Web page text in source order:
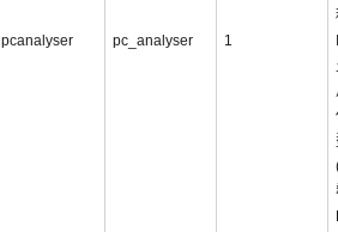
pcanalyser pc_analyser 1